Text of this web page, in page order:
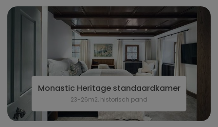
Monastic Heritage standaardkamer
23-26m2, historisch pand